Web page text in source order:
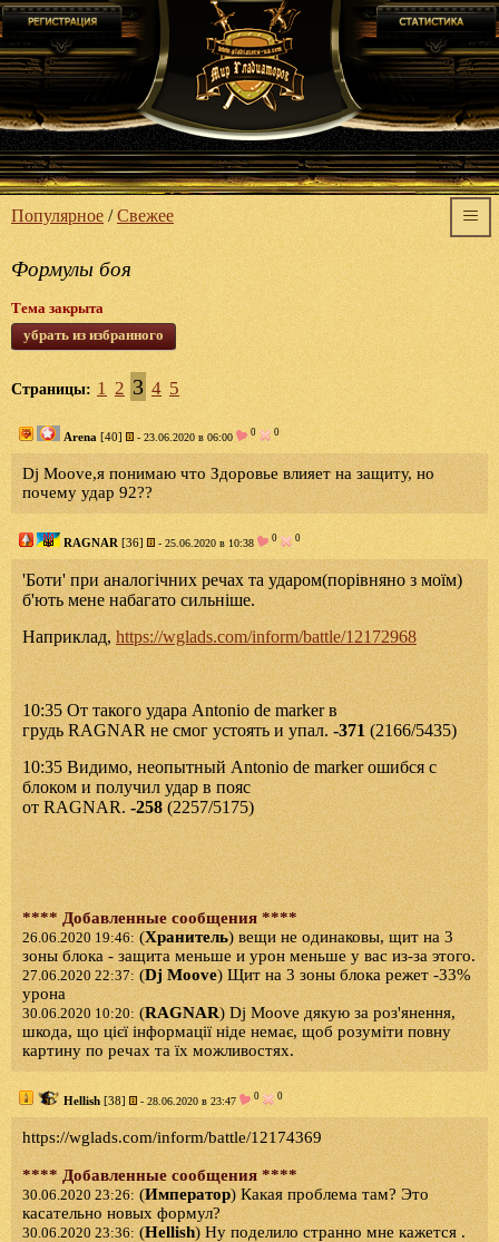
Популярное /Свежее
Формулы боя
Тема закрыта
убрать из избранного
Страницы: 1 2 3 4 5
Arena [40] - 23.06.2020 в 06:00 0 0
Dj Moove,я понимаю что Здоровье влияет на защиту, но
почему удар 92??
RAGNAR [36] - 25.06.2020 в 10:38 0 0
'Боти' при аналогічних речах та ударом(порівняно з моїм)
б'ють мене набагато сильніше.
Наприклад, https://wglads.com/inform/battle/12172968
10:35 От такого удара Antonio de marker в
грудь RAGNAR не смог устоять и упал. -371 (2166/5435)
10:35 Видимо, неопытный Antonio de marker ошибся с
блоком и получил удар в пояс
от RAGNAR. -258 (2257/5175)
**** Добавленные сообщения ****
26.06.2020 19:46: (Хранитель) вещи не одинаковы, щит на 3
зоны блока - защита меньше и урон меньше у вас из-за этого.
27.06.2020 22:37: (Dj Moove) Щит на 3 зоны блока режет -33%
урона
30.06.2020 10:20: (RAGNAR) Dj Moove дякую за роз'янення,
шкода, що цієї інформації ніде немає, щоб розуміти повну
картину по речах та їх можливостях.
Hellish [38] - 28.06.2020 в 23:47 0 0
https://wglads.com/inform/battle/12174369
**** Добавленные сообщения ****
30.06.2020 23:26: (Император) Какая проблема там? Это
касательно новых формул?
30.06.2020 23:36: (Hellish) Ну поделило странно мне кажется .